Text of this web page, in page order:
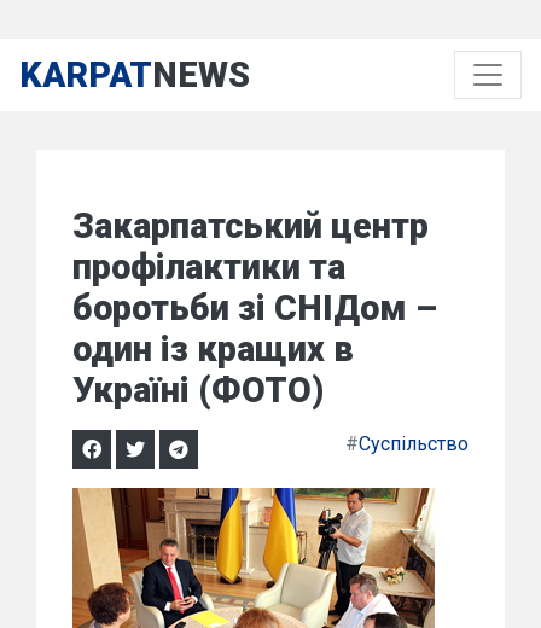
KARPATNEWS
Закарпатський центр
профілактики та
боротьби зі СНІДом –
один із кращих в
Україні (ФОТО)
#Суспільство